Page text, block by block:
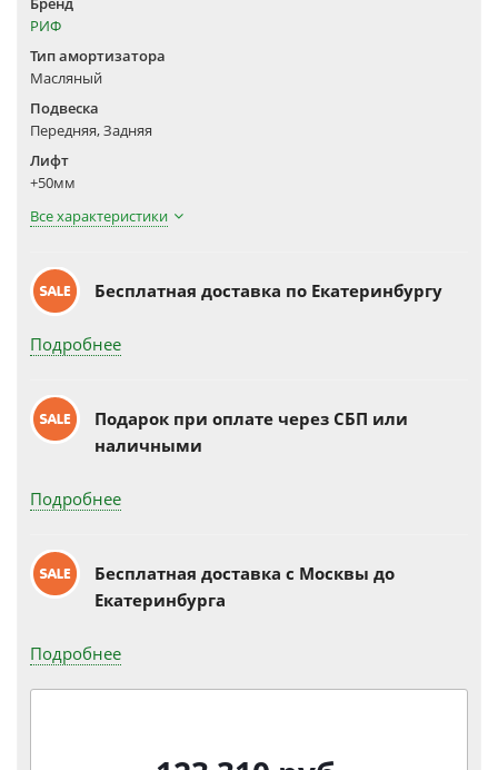
РИФ
Тип амортизатора
Масляный
Подвеска
Передняя, Задняя
Лифт
+50мм
Все характеристики
Бесплатная доставка по Екатеринбургу
Подробнее
Подарок при оплате через СБП или
наличными
Подробнее
Бесплатная доставка c Москвы до
Екатеринбурга
Подробнее